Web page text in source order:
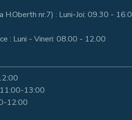
H.Oberth nr.7) : Luni-Joi: 09.30 -
: Luni - Vineri: 08.00 - 12.00
13:00
12:00